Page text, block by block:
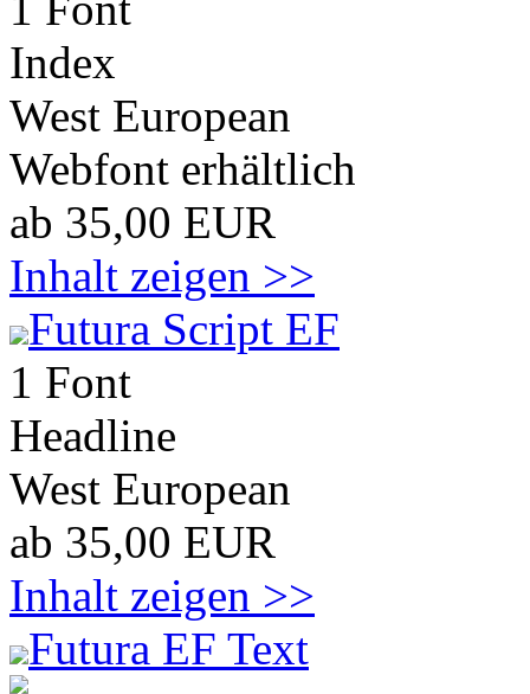
Index
West European
Webfont erhältlich
ab 35,00 EUR
Inhalt zeigen >>
Futura Script EF
1 Font
Headline
West European
ab 35,00 EUR
Inhalt zeigen >>
Futura EF Text